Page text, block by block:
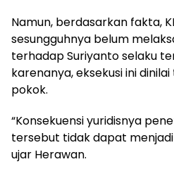
Namun, berdasarkan fakta,
sesungguhnya belum
terhadap Suriyanto selaku
karenanya, eksekusi ini
pokok.
“Konsekuensi yuridisnya
tersebut tidak dapat
ujar Herawan.